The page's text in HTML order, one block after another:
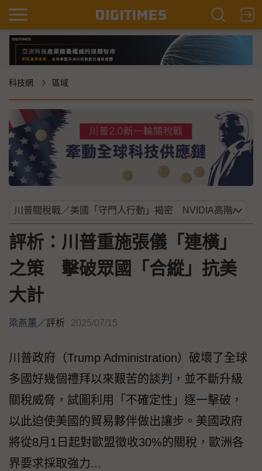
科技網 區域
評析：川普重施張儀「連橫」
之策 擊破眾國「合縱」抗美
大計
梁燕蕙 ／評析 2025/07/15
川普政府（Trump Administration）破壞了全球
多國好幾個禮拜以來艱苦的談判，並不斷升級
關稅威脅，試圖利用「不確定性」逐一擊破，
以此迫使美國的貿易夥伴做出讓步。美國政府
將從8月1日起對歐盟徵收30%的關稅，歐洲各
界要求採取強力...